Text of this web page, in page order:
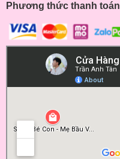
Phương thức thanh toán